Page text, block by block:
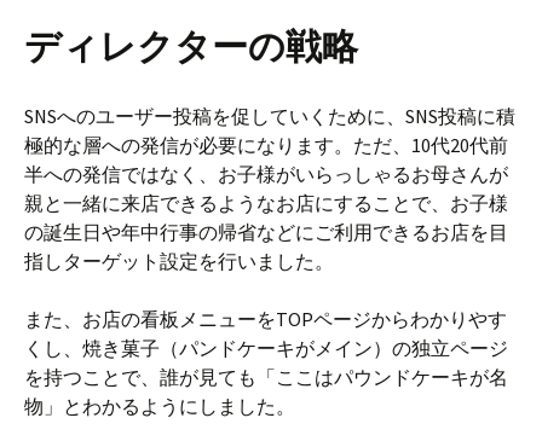
ディレクターの戦略
SNSへのユーザー投稿を促していくために、SNS投稿に積
極的な層への発信が必要になります。ただ、10代20代前
半への発信ではなく、お子様がいらっしゃるお母さんが
親と一緒に来店できるようなお店にすることで、お子様
の誕生日や年中行事の帰省などにご利用できるお店を目
指しターゲット設定を行いました。
また、お店の看板メニューをTOPページからわかりやす
くし、焼き菓子（パンドケーキがメイン）の独立ページ
を持つことで、誰が見ても「ここはパウンドケーキが名
物」とわかるようにしました。